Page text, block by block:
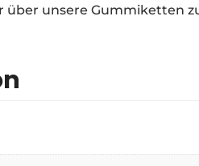
unsere Gummiketten